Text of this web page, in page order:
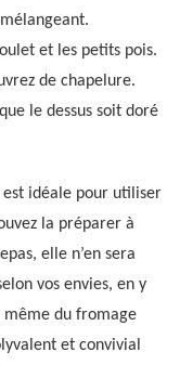
et les petits pois.
de chapelure.
le dessus soit doré
idéale pour utiliser
la préparer à
elle n’en sera
vos envies, en y
même du fromage
et convivial